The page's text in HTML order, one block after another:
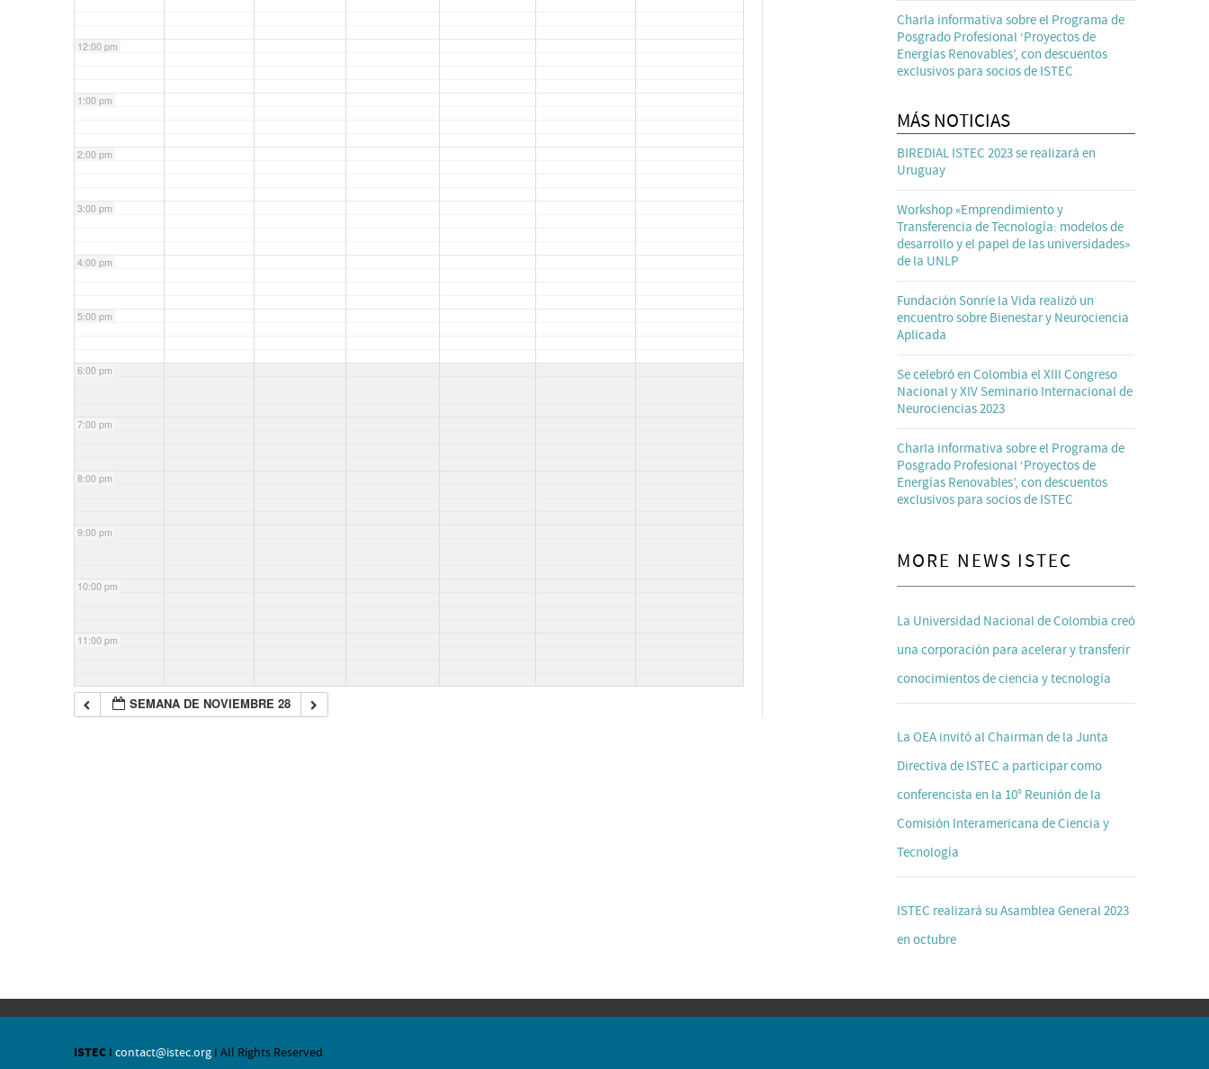
12:00 pm
1:00 pm
2:00 pm
3:00 pm
4:00 pm
5:00 pm
6:00 pm
7:00 pm
8:00 pm
9:00 pm
10:00 pm
11:00 pm
SEMANA DE NOVIEMBRE 28
Charla informativa sobre el Programa de
Posgrado Profesional ‘Proyectos de
Energías Renovables’, con descuentos
exclusivos para socios de ISTEC
MÁS NOTICIAS
BIREDIAL ISTEC 2023 se realizará en
Uruguay
Workshop «Emprendimiento y
Transferencia de Tecnología: modelos de
desarrollo y el papel de las universidades»
de la UNLP
Fundación Sonríe la Vida realizó un
encuentro sobre Bienestar y Neurociencia
Aplicada
Se celebró en Colombia el XIII Congreso
Nacional y XIV Seminario Internacional de
Neurociencias 2023
Charla informativa sobre el Programa de
Posgrado Profesional ‘Proyectos de
Energías Renovables’, con descuentos
exclusivos para socios de ISTEC
MORE NEWS ISTEC
La Universidad Nacional de Colombia creó
una corporación para acelerar y transferir
conocimientos de ciencia y tecnología
La OEA invitó al Chairman de la Junta
Directiva de ISTEC a participar como
conferencista en la 10° Reunión de la
Comisión Interamericana de Ciencia y
Tecnología
ISTEC realizará su Asamblea General 2023
en octubre
ISTEC I contact@istec.org I All Rights Reserved